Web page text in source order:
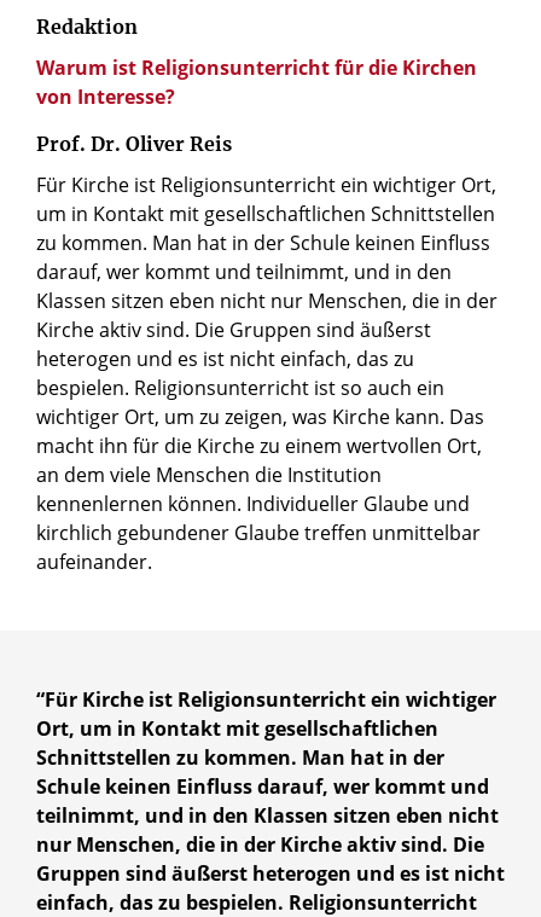
Redaktion
Warum ist Religionsunterricht für die Kirchen
von Interesse?
Prof. Dr. Oliver Reis
Für Kirche ist Religionsunterricht ein wichtiger Ort,
um in Kontakt mit gesellschaftlichen Schnittstellen
zu kommen. Man hat in der Schule keinen Einfluss
darauf, wer kommt und teilnimmt, und in den
Klassen sitzen eben nicht nur Menschen, die in der
Kirche aktiv sind. Die Gruppen sind äußerst
heterogen und es ist nicht einfach, das zu
bespielen. Religionsunterricht ist so auch ein
wichtiger Ort, um zu zeigen, was Kirche kann. Das
macht ihn für die Kirche zu einem wertvollen Ort,
an dem viele Menschen die Institution
kennenlernen können. Individueller Glaube und
kirchlich gebundener Glaube treffen unmittelbar
aufeinander.
“Für Kirche ist Religionsunterricht ein wichtiger
Ort, um in Kontakt mit gesellschaftlichen
Schnittstellen zu kommen. Man hat in der
Schule keinen Einfluss darauf, wer kommt und
teilnimmt, und in den Klassen sitzen eben nicht
nur Menschen, die in der Kirche aktiv sind. Die
Gruppen sind äußerst heterogen und es ist nicht
einfach, das zu bespielen. Religionsunterricht